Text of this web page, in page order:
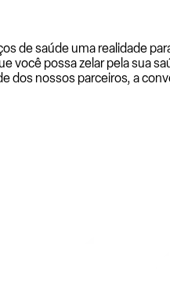
de saúde uma realidade
possa zelar pela sua
dos nossos parceiros, a